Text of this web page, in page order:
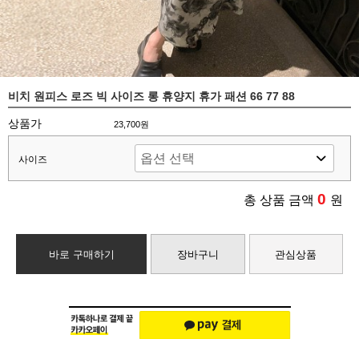
비치 원피스 로즈 빅 사이즈 롱 휴양지 휴가 패션 66 77 88
상품가 23,700원
사이즈
총 상품 금액 0 원
바로 구매하기 장바구니 관심상품